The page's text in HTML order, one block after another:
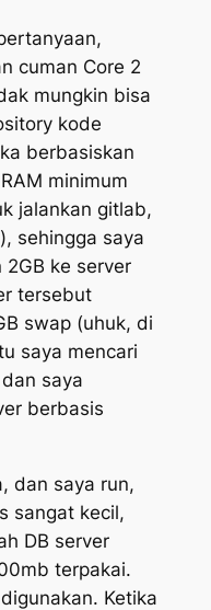
cuman Core 2
mungkin bisa
kode
berbasiskan
minimum
jalankan gitlab,
sehingga saya
ke server
tersebut
swap (uhuk, di
saya mencari
saya
berbasis
dan saya run,
sangat kecil,
DB server
terpakai.
Ketika